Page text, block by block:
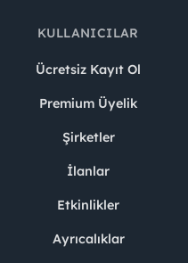
KULLANICILAR
Ücretsiz Kayıt Ol
Premium Üyelik
Şirketler
İlanlar
Etkinlikler
Ayrıcalıklar